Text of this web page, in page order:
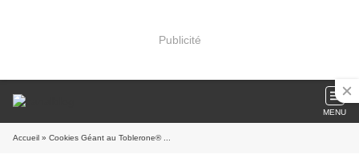
Publicité
MENU
Accueil » Cookies Géant au Toblerone® ...